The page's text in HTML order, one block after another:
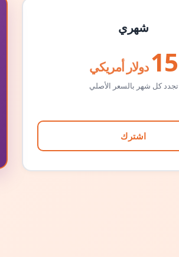
شهري
15 دولار أمريكي
تجدد كل شهر بالسعر الأصلي
اشترك